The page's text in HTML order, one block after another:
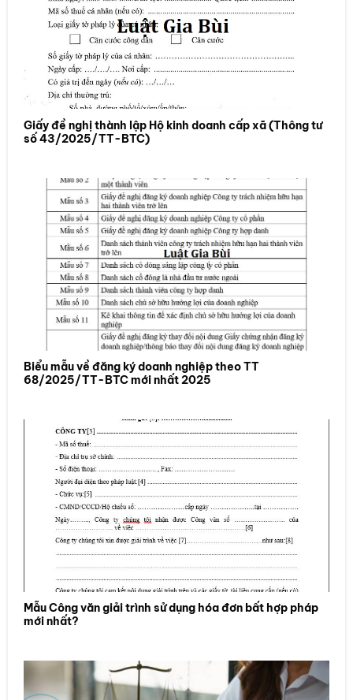
Giấy đề nghị thành lập Hộ kinh doanh cấp xã (Thông tư
số 43/2025/TT-BTC)
Biểu mẫu về đăng ký doanh nghiệp theo TT
68/2025/TT-BTC mới nhất 2025
Mẫu Công văn giải trình sử dụng hóa đơn bất hợp pháp
mới nhất?